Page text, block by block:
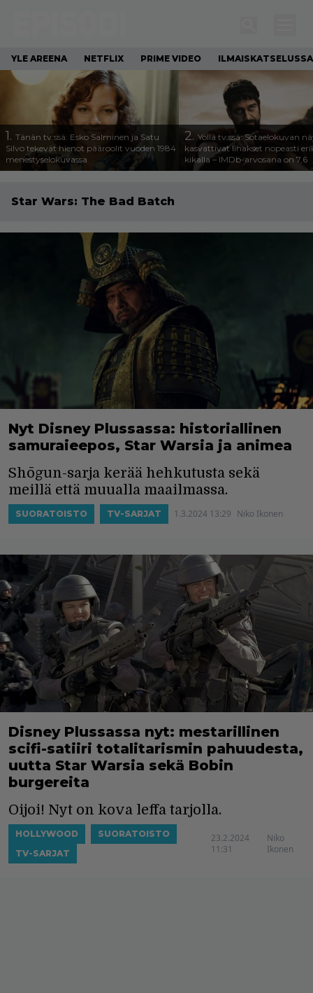
YLE AREENA NETFLIX PRIME VIDEO ILMAISKATSELUSSA
1. Tänän tv:ssä: Esko Salminen ja Satu
Silvo tekevät hienot pääroolit vuoden 1984
menestyselokuvassa
2. Yöllä tv:ssä: Sotaelokuvan
kasvattivat lihakset nopeasti
kikalla – IMDb-arvosana on 7,6
Star Wars: The Bad Batch
Nyt Disney Plussassa: historiallinen
samuraieepos, Star Warsia ja animea
Shōgun-sarja kerää hehkutusta sekä
meillä että muualla maailmassa.
SUORATOISTO TV-SARJAT 1.3.2024 13:29 Niko Ikonen
Disney Plussassa nyt: mestarillinen
scifi-satiiri totalitarismin pahuudesta,
uutta Star Warsia sekä Bobin
burgereita
Oijoi! Nyt on kova leffa tarjolla.
HOLLYWOOD
SUORATOISTO
TV-SARJAT
23.2.2024
11:31
Niko
Ikonen